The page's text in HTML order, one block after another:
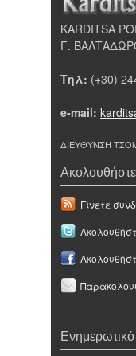
KARDITSA
Γ.
Τηλ: (+30)
e-mail:
ΔΙΕΥΘΥΝΣΗ
Γίνετε
Ενημερωτικό